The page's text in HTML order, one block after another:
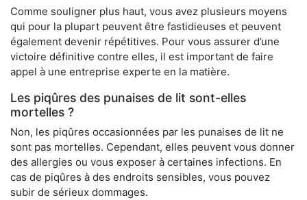
Comme souligner plus haut, vous avez plusieurs moyens
qui pour la plupart peuvent être fastidieuses et peuvent
également devenir répétitives. Pour vous assurer d’une
victoire définitive contre elles, il est important de faire
appel à une entreprise experte en la matière.
Les piqûres des punaises de lit sont-elles
mortelles ?
Non, les piqûres occasionnées par les punaises de lit ne
sont pas mortelles. Cependant, elles peuvent vous donner
des allergies ou vous exposer à certaines infections. En
cas de piqûres à des endroits sensibles, vous pouvez
subir de sérieux dommages.